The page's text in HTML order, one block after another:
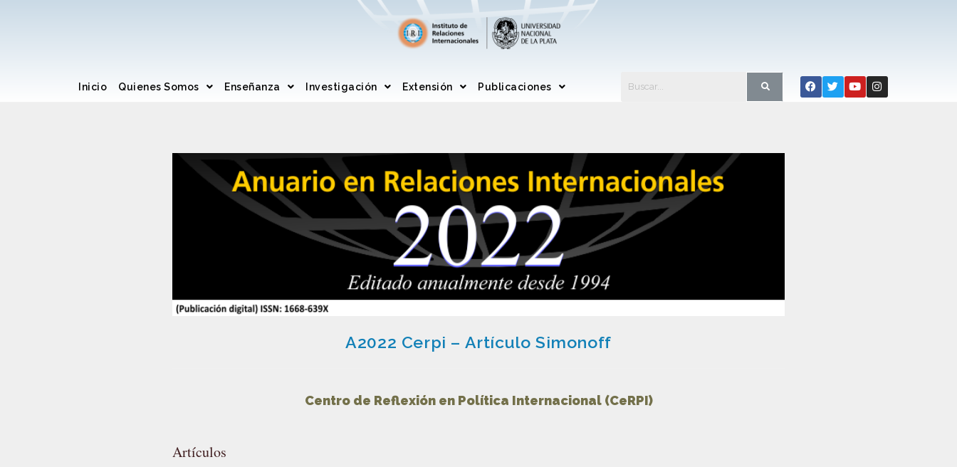
Inicio Quienes Somos Enseñanza Investigación Extensión Publicaciones
A2022 Cerpi – Artículo Simonoff
Centro de Reflexión en Política Internacional (CeRPI)
Artículos